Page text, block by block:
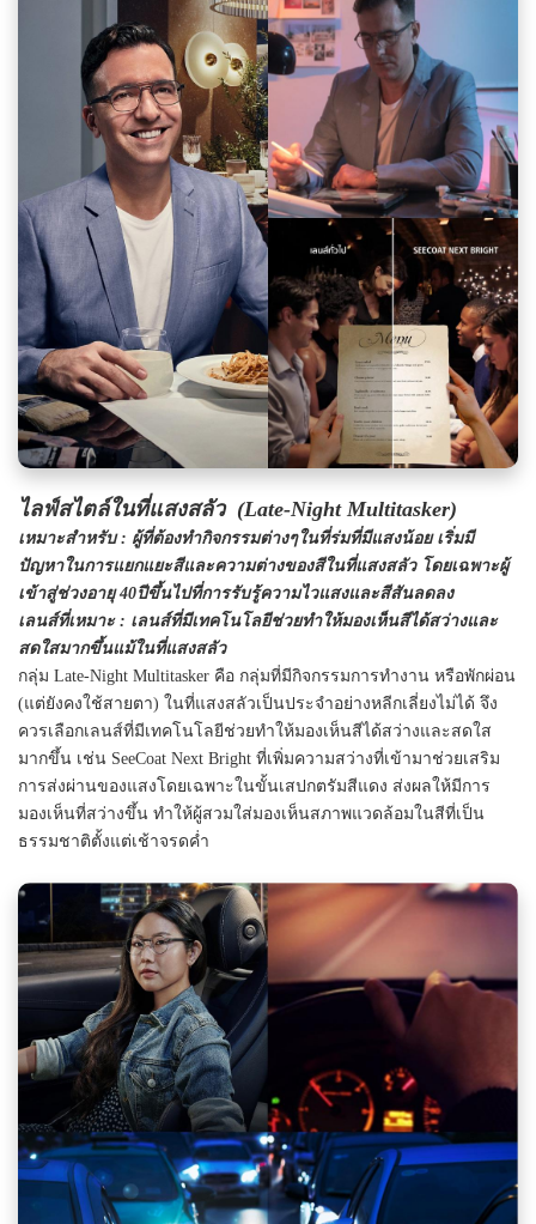
ไลฟ์สไตล์ในที่แสงสลัว (Late-Night Multitasker)
เหมาะสำหรับ: ผู้ที่ต้องทำกิจกรรมต่างๆในที่ร่มที่มีแสงน้อย เริ่มมี
ปัญหาในการแยกแยะสีและความต่างของสีในที่แสงสลัว โดยเฉพาะผู้
เข้าสู่ช่วงอายุ 40ปีขึ้นไปที่การรับรู้ความไวแสงและสีสันลดลง
เลนส์ที่เหมาะ: เลนส์ที่มีเทคโนโลยีช่วยทำให้มองเห็นสีได้สว่างและ
สดใสมากขึ้นแม้ในที่แสงสลัว
กลุ่ม Late-Night Multitasker คือ กลุ่มที่มีกิจกรรมการทำงาน หรือพักผ่อน
(แต่ยังคงใช้สายตา) ในที่แสงสลัวเป็นประจำอย่างหลีกเลี่ยงไม่ได้ จึง
ควรเลือกเลนส์ที่มีเทคโนโลยีช่วยทำให้มองเห็นสีได้สว่างและสดใส
มากขึ้น เช่น SeeCoat Next Bright ที่เพิ่มความสว่างที่เข้ามาช่วยเสริม
การส่งผ่านของแสงโดยเฉพาะในขั้นเสปกตรัมสีแดง ส่งผลให้มีการ
มองเห็นที่สว่างขึ้น ทำให้ผู้สวมใส่มองเห็นสภาพแวดล้อมในสีที่เป็น
ธรรมชาติตั้งแต่เช้าจรดค่ำ